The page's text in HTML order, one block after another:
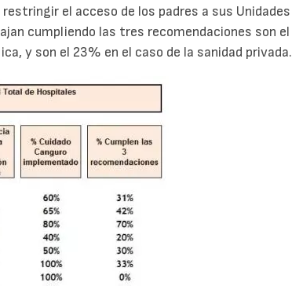
el acceso de los padres a sus Unidades
cumpliendo las tres recomendaciones son el
y son el 23% en el caso de la sanidad privada.